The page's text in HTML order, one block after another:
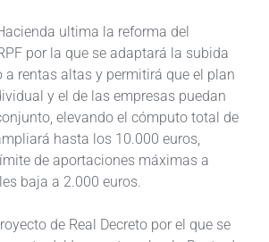
ultima la reforma del
por la que se adaptará la subida
a rentas altas y permitirá que el plan
y el de las empresas puedan
elevando el cómputo total de
hasta los 10.000 euros,
de aportaciones máximas a
baja a 2.000 euros.
de Real Decreto por el que se